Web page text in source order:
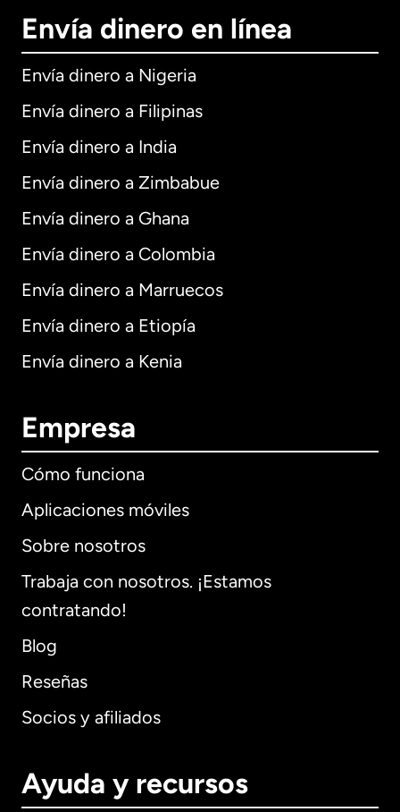
Envía dinero en línea
Envía dinero a Nigeria
Envía dinero a Filipinas
Envía dinero a India
Envía dinero a Zimbabue
Envía dinero a Ghana
Envía dinero a Colombia
Envía dinero a Marruecos
Envía dinero a Etiopía
Envía dinero a Kenia
Empresa
Cómo funciona
Aplicaciones móviles
Sobre nosotros
Trabaja con nosotros. ¡Estamos
contratando!
Blog
Reseñas
Socios y afiliados
Ayuda y recursos